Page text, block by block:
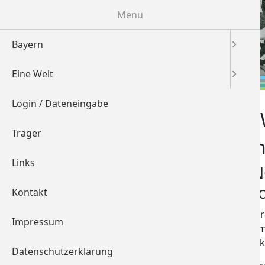
Portal Bayern
Eine Welt
Login / Dateneingabe
Träger
Kontakt
96050
Menu
Bayern
Eine Welt
Login / Dateneingabe
Träger
Links
Kontakt
Impressum
Datenschutzerklärung